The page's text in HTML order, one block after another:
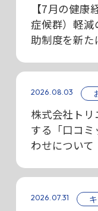
【7月の健
症候群）軽
助制度を新た
2026.08.03
株式会社ト
する「口コ
わせについて
2026.07.31